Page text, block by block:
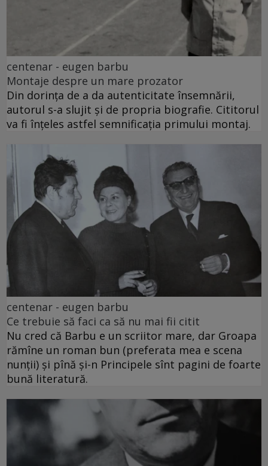
centenar - eugen barbu
Montaje despre un mare prozator
Din dorința de a da autenticitate însemnării,
autorul s-a slujit și de propria biografie. Cititorul
va fi înțeles astfel semnificația primului montaj.
centenar - eugen barbu
Ce trebuie să faci ca să nu mai fii citit
Nu cred că Barbu e un scriitor mare, dar Groapa
rămîne un roman bun (preferata mea e scena
nunții) și pînă și-n Principele sînt pagini de foarte
bună literatură.